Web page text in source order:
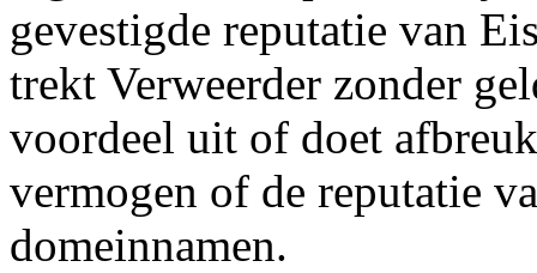
gevestigde reputatie van
trekt Verweerder zonder
voordeel uit of doet
vermogen of de reputatie
domeinnamen.